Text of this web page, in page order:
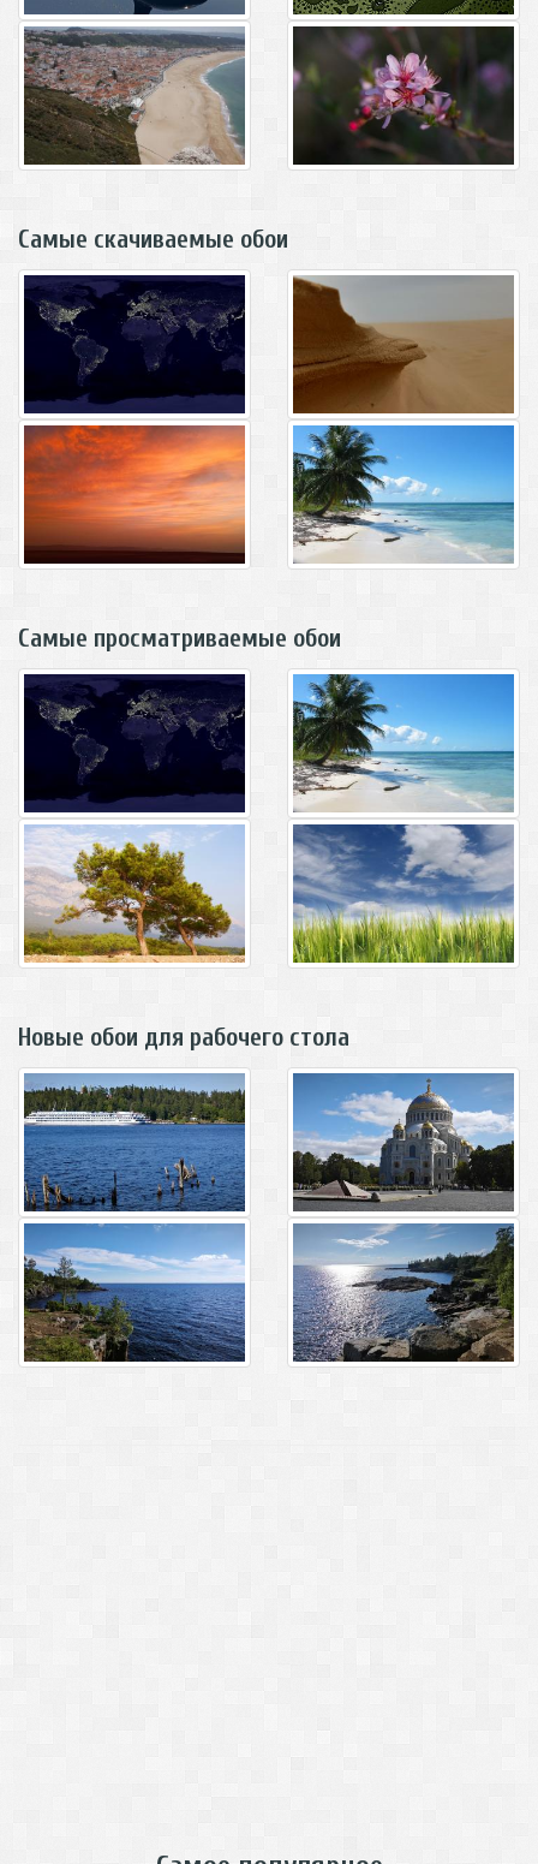
Самые скачиваемые обои
Самые просматриваемые обои
Новые обои для рабочего стола